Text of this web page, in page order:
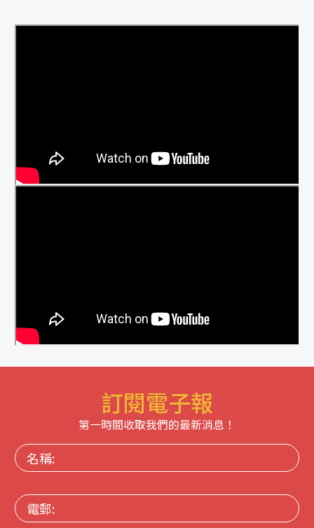
訂閱電子報
第一時間收取我們的最新消息！
名
稱:
電
郵: